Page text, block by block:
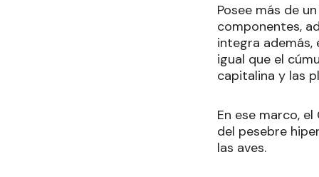
Posee más de
componentes,
integra además,
igual que el
capitalina y las
En ese marco,
del pesebre
las aves.